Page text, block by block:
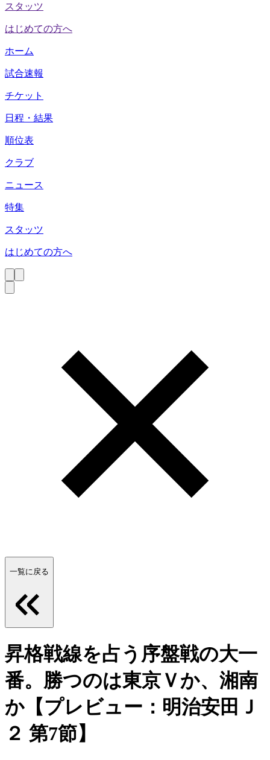
スタッツ
はじめての方へ
ホーム
試合速報
チケット
日程・結果
順位表
クラブ
ニュース
特集
スタッツ
はじめての方へ
一覧に戻る
昇格戦線を占う序盤戦の大一
番。勝つのは東京Ｖか、湘南
か【プレビュー：明治安田Ｊ
２ 第7節】